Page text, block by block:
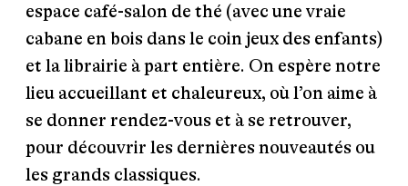
espace café-salon de thé (avec une vraie
cabane en bois dans le coin jeux des enfants)
et la librairie à part entière. On espère notre
lieu accueillant et chaleureux, où l’on aime à
se donner rendez-vous et à se retrouver,
pour découvrir les dernières nouveautés ou
les grands classiques.